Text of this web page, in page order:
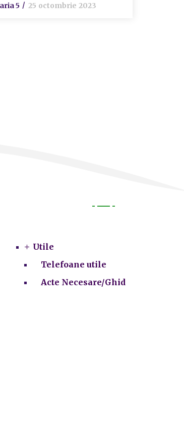
5 25 octombrie 2023
Utile
Telefoane utile
Acte Necesare/Ghid